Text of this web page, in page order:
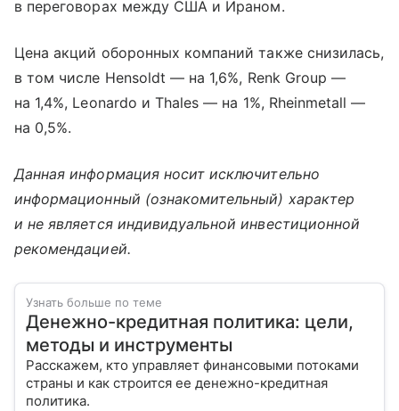
в переговорах между США и Ираном.
Цена акций оборонных компаний также снизилась,
в том числе Hensoldt — на 1,6%, Renk Group —
на 1,4%, Leonardo и Thales — на 1%, Rheinmetall —
на 0,5%.
Данная информация носит исключительно
информационный (ознакомительный) характер
и не является индивидуальной инвестиционной
рекомендацией.
Узнать больше по теме
Денежно-кредитная политика: цели,
методы и инструменты
Расскажем, кто управляет финансовыми потоками
страны и как строится ее денежно-кредитная
политика.